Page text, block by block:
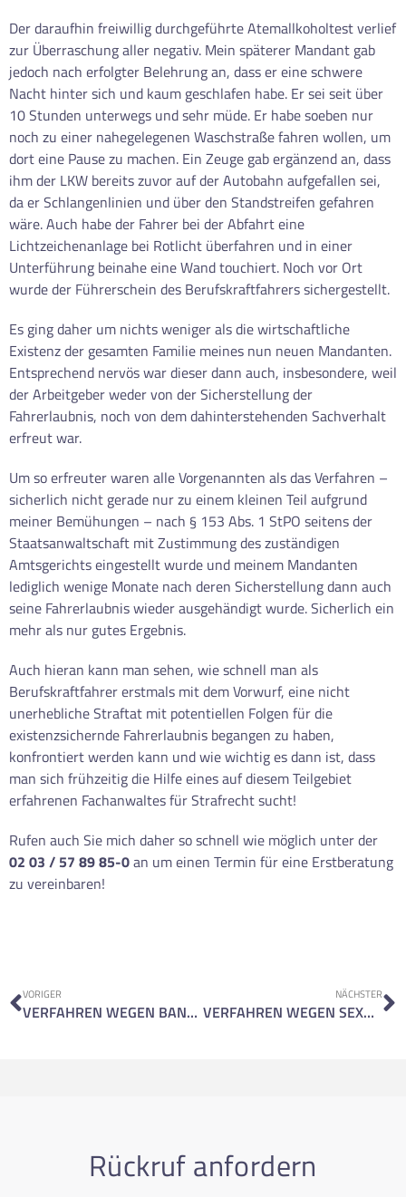
Der daraufhin freiwillig durchgeführte Atemallkoholtest verlief
zur Überraschung aller negativ. Mein späterer Mandant gab
jedoch nach erfolgter Belehrung an, dass er eine schwere
Nacht hinter sich und kaum geschlafen habe. Er sei seit über
10 Stunden unterwegs und sehr müde. Er habe soeben nur
noch zu einer nahegelegenen Waschstraße fahren wollen, um
dort eine Pause zu machen. Ein Zeuge gab ergänzend an, dass
ihm der LKW bereits zuvor auf der Autobahn aufgefallen sei,
da er Schlangenlinien und über den Standstreifen gefahren
wäre. Auch habe der Fahrer bei der Abfahrt eine
Lichtzeichenanlage bei Rotlicht überfahren und in einer
Unterführung beinahe eine Wand touchiert. Noch vor Ort
wurde der Führerschein des Berufskraftfahrers sichergestellt.
Es ging daher um nichts weniger als die wirtschaftliche
Existenz der gesamten Familie meines nun neuen Mandanten.
Entsprechend nervös war dieser dann auch, insbesondere, weil
der Arbeitgeber weder von der Sicherstellung der
Fahrerlaubnis, noch von dem dahinterstehenden Sachverhalt
erfreut war.
Um so erfreuter waren alle Vorgenannten als das Verfahren –
sicherlich nicht gerade nur zu einem kleinen Teil aufgrund
meiner Bemühungen – nach § 153 Abs. 1 StPO seitens der
Staatsanwaltschaft mit Zustimmung des zuständigen
Amtsgerichts eingestellt wurde und meinem Mandanten
lediglich wenige Monate nach deren Sicherstellung dann auch
seine Fahrerlaubnis wieder ausgehändigt wurde. Sicherlich ein
mehr als nur gutes Ergebnis.
Auch hieran kann man sehen, wie schnell man als
Berufskraftfahrer erstmals mit dem Vorwurf, eine nicht
unerhebliche Straftat mit potentiellen Folgen für die
existenzsichernde Fahrerlaubnis begangen zu haben,
konfrontiert werden kann und wie wichtig es dann ist, dass
man sich frühzeitig die Hilfe eines auf diesem Teilgebiet
erfahrenen Fachanwaltes für Strafrecht sucht!
Rufen auch Sie mich daher so schnell wie möglich unter der
02 03 / 57 89 85-0an um einen Termin für eine Erstberatung
zu vereinbaren!
VORIGER
VERFAHREN WEGEN BANDENDIEBSTAHLS
NÄCHSTER
VERFAHREN WEGEN SEXUELLER BELÄSTIGUNG
Rückruf anfordern